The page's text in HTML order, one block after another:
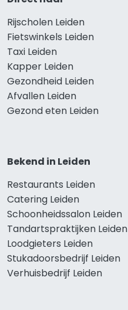
Rijscholen Leiden
Fietswinkels Leiden
Taxi Leiden
Kapper Leiden
Gezondheid Leiden
Afvallen Leiden
Gezond eten Leiden
Bekend in Leiden
Restaurants Leiden
Catering Leiden
Schoonheidssalon Leiden
Tandartspraktijken Leiden
Loodgieters Leiden
Stukadoorsbedrijf Leiden
Verhuisbedrijf Leiden